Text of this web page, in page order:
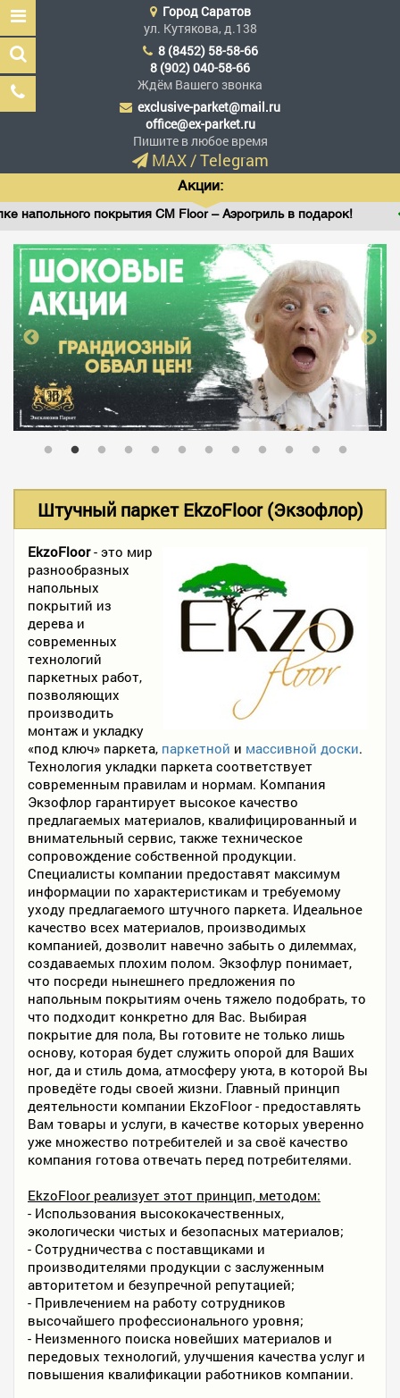
Эксклюзив Паркет
Мы сделали эксклюзив
доступным
ГЛАВНАЯ
АССОРТИМЕНТ
В НАЛИЧИИ
АКЦИИ
ФОТО РАБОТ
КОНТАКТЫ
ПОЛЕЗНОЕ
ГородСаратов
ул. Кутякова, д.138
8 (8452) 58-58-66
8 (902) 040-58-66
Ждём Вашего звонка
exclusive-parket@mail.ru
office@ex-parket.ru
Пишите в любое время
MAX/Telegram
Акции:
покрытия CM Floor – Аэрогриль в подарок!
Штучный паркет EkzoFloor (Экзофлор)
EkzoFloor- это мир
разнообразных
напольных
покрытий из
дерева и
современных
технологий
паркетных работ,
позволяющих
производить
монтаж и укладку
«под ключ» паркета, паркетной и массивной доски.
Технология укладки паркета соответствует
современным правилам и нормам. Компания
Экзофлор гарантирует высокое качество
предлагаемых материалов, квалифицированный и
внимательный сервис, также техническое
сопровождение собственной продукции.
Специалисты компании предоставят максимум
информации по характеристикам и требуемому
уходу предлагаемого штучного паркета. Идеальное
качество всех материалов, производимых
компанией, дозволит навечно забыть о дилеммах,
создаваемых плохим полом. Экзофлур понимает,
что посреди нынешнего предложения по
напольным покрытиям очень тяжело подобрать, то
что подходит конкретно для Вас. Выбирая
покрытие для пола, Вы готовите не только лишь
основу, которая будет служить опорой для Ваших
ног, да и стиль дома, атмосферу уюта, в которой Вы
проведёте годы своей жизни. Главный принцип
деятельности компании EkzoFloor - предоставлять
Вам товары и услуги, в качестве которых уверенно
уже множество потребителей и за своё качество
компания готова отвечать перед потребителями.
EkzoFloor реализует этот принцип, методом:
- Использования высококачественных,
экологически чистых и безопасных материалов;
- Сотрудничества с поставщиками и
производителями продукции с заслуженным
авторитетом и безупречной репутацией;
- Привлечением на работу сотрудников
высочайшего профессионального уровня;
- Неизменного поиска новейших материалов и
передовых технологий, улучшения качества услуг и
повышения квалификации работников компании.